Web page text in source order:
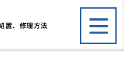
置、修理方法